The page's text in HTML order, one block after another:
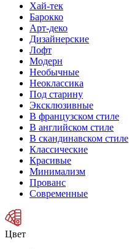
Хай-тек
Барокко
Арт-деко
Дизайнерские
Лофт
Модерн
Необычные
Неоклассика
Под старину
Эксклюзивные
В французском стиле
В английском стиле
В скандинавском стиле
Классические
Красивые
Минимализм
Прованс
Современные
Цвет